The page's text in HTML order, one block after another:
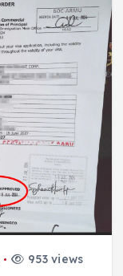
953 views